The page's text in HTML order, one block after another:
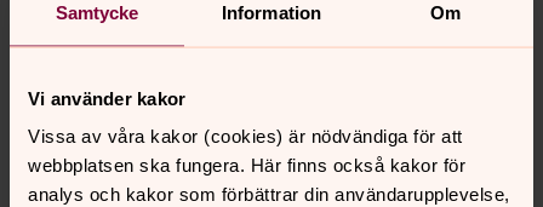
Samtycke Information Om
Vi använder kakor
Vissa av våra kakor (cookies) är nödvändiga för att
webbplatsen ska fungera. Här finns också kakor för
analys och kakor som förbättrar din användarupplevelse,
Synpunkter eller frågor på sidans
innehåll?
norrkoping@svenskakyrkan.se